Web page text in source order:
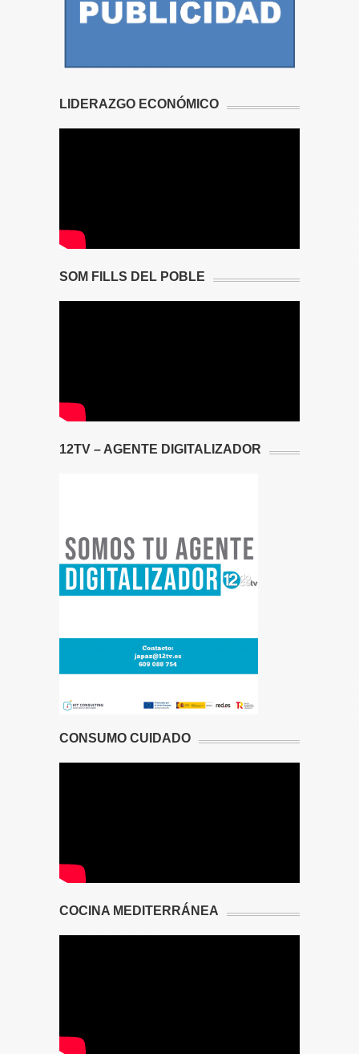
LIDERAZGO ECONÓMICO
SOM FILLS DEL POBLE
12TV – AGENTE DIGITALIZADOR
CONSUMO CUIDADO
COCINA MEDITERRÁNEA